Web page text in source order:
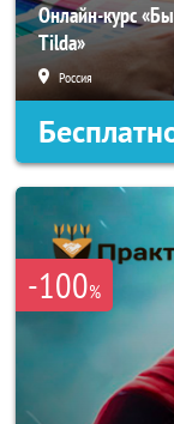
Онлайн-курс
Tilda»
Россия
-100%